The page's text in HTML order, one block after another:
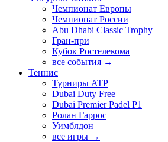
Чемпионат Европы
Чемпионат России
Abu Dhabi Classic Trophy
Гран-при
Кубок Ростелекома
все события →
Теннис
Турниры ATP
Dubai Duty Free
Dubai Premier Padel P1
Ролан Гаррос
Уимблдон
все игры →